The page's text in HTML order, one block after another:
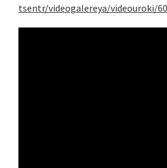
tsentr/videogalereya/videouroki/